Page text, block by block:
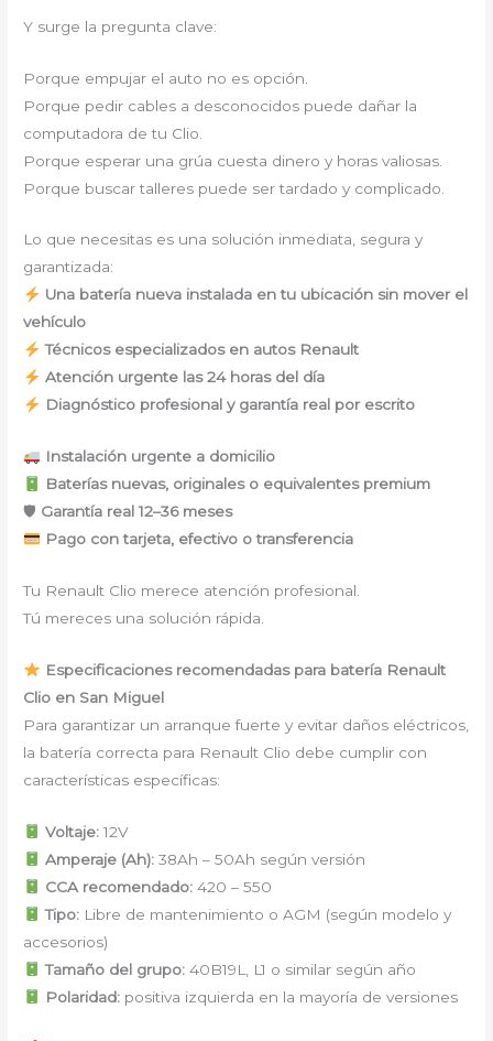
Y surge la pregunta clave:
Porque empujar el auto no es opción.
Porque pedir cables a desconocidos puede dañar la
computadora de tu Clio.
Porque esperar una grúa cuesta dinero y horas valiosas.
Porque buscar talleres puede ser tardado y complicado.
Lo que necesitas es una solución inmediata, segura y
garantizada:
Una batería nueva instalada en tu ubicación sin mover el
vehículo
Técnicos especializados en autos Renault
Atención urgente las 24 horas del día
Diagnóstico profesional y garantía real por escrito
Instalación urgente a domicilio
Baterías nuevas, originales o equivalentes premium
🛡 Garantía real 12–36 meses
Pago con tarjeta, efectivo o transferencia
Tu Renault Clio merece atención profesional.
Tú mereces una solución rápida.
Especificaciones recomendadas para batería Renault
Clio en San Miguel
Para garantizar un arranque fuerte y evitar daños eléctricos,
la batería correcta para Renault Clio debe cumplir con
características específicas:
Voltaje:12V
Amperaje (Ah):38Ah – 50Ah según versión
CCA recomendado:420 – 550
Tipo:Libre de mantenimiento o AGM (según modelo y
accesorios)
Tamaño del grupo:40B19L, L1 o similar según año
Polaridad:positiva izquierda en la mayoría de versiones